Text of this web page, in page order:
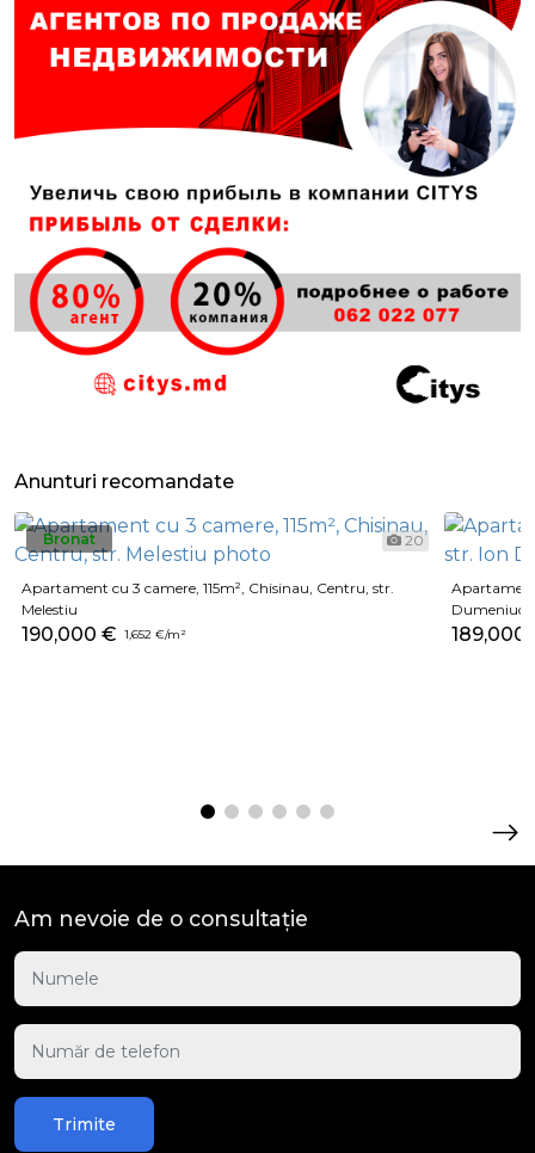
Anunturi recomandate
20
Bronat
Apartament cu 3 camere, 115m², Chisinau, Centru, str.
Melestiu
190,000 € 1,652 €/m²
Dumeniuc
189,000
Am nevoie de o consultație
Trimite